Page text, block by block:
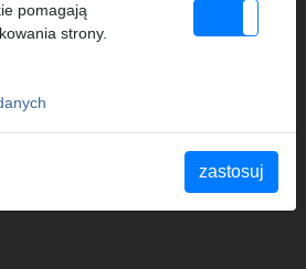
& Co KG
pomagają
strony.
zastosuj